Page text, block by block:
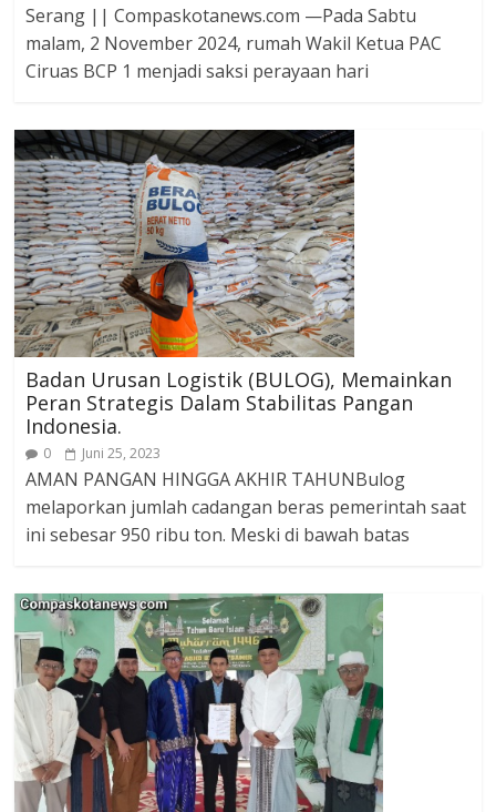
Serang || Compaskotanews.com —Pada Sabtu
malam, 2 November 2024, rumah Wakil Ketua PAC
Ciruas BCP 1 menjadi saksi perayaan hari
Badan Urusan Logistik (BULOG), Memainkan
Peran Strategis Dalam Stabilitas Pangan
Indonesia.
0 Juni 25, 2023
AMAN PANGAN HINGGA AKHIR TAHUNBulog
melaporkan jumlah cadangan beras pemerintah saat
ini sebesar 950 ribu ton. Meski di bawah batas